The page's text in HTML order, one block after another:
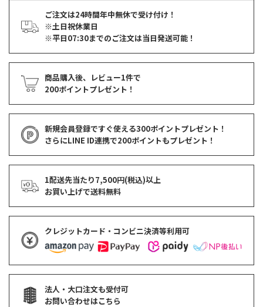
ご注文は24時間年中無休で受け付け！
※土日祝休業日
※平日07:30までのご注文は当日発送可能！
商品購入後、レビュー1件で
200ポイントプレゼント！
新規会員登録ですぐ使える300ポイントプレゼント！
さらにLINE ID連携で200ポイントもプレゼント！
1配送先当たり7,500円(税込)以上
お買い上げで送料無料
クレジットカード・コンビニ決済等利用可
法人・大口注文も受付可
お問い合わせはこちら